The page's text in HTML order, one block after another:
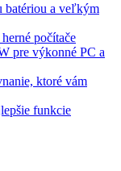
batériou a veľkým
počítače
pre výkonné PC a
ktoré vám
funkcie